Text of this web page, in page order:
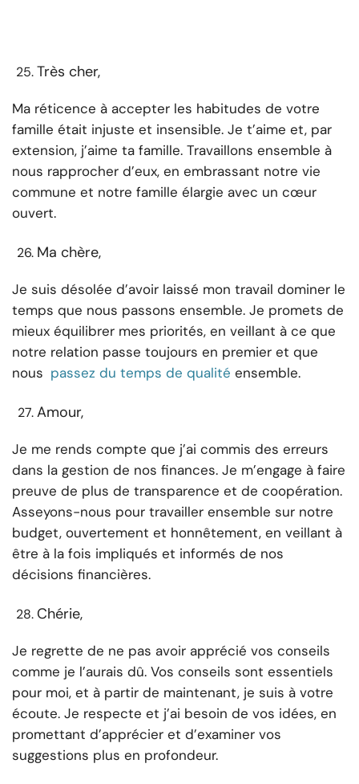
Très cher,
Ma réticence à accepter les habitudes de votre
famille était injuste et insensible. Je t’aime et, par
extension, j’aime ta famille. Travaillons ensemble à
nous rapprocher d’eux, en embrassant notre vie
commune et notre famille élargie avec un cœur
ouvert.
Ma chère,
Je suis désolée d’avoir laissé mon travail dominer le
temps que nous passons ensemble. Je promets de
mieux équilibrer mes priorités, en veillant à ce que
notre relation passe toujours en premier et que
nous passez du temps de qualité ensemble.
Amour,
Je me rends compte que j’ai commis des erreurs
dans la gestion de nos finances. Je m’engage à faire
preuve de plus de transparence et de coopération.
Asseyons-nous pour travailler ensemble sur notre
budget, ouvertement et honnêtement, en veillant à
être à la fois impliqués et informés de nos
décisions financières.
Chérie,
Je regrette de ne pas avoir apprécié vos conseils
comme je l’aurais dû. Vos conseils sont essentiels
pour moi, et à partir de maintenant, je suis à votre
écoute. Je respecte et j’ai besoin de vos idées, en
promettant d’apprécier et d’examiner vos
suggestions plus en profondeur.